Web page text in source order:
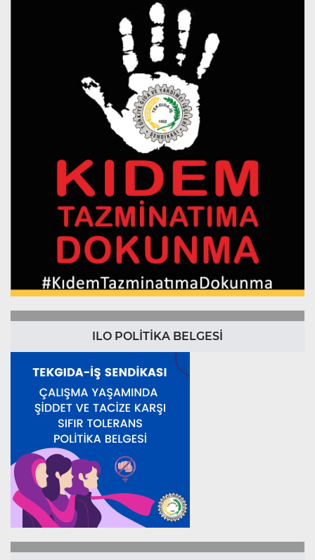
ILO POLİTİKA BELGESİ